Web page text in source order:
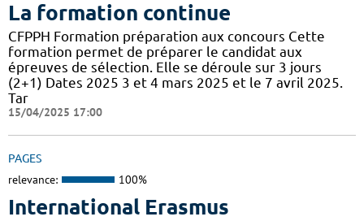
La formation continue
CFPPH Formation préparation aux concours Cette
formation permet de préparer le candidat aux
épreuves de sélection. Elle se déroule sur 3 jours
(2+1) Dates 2025 3 et 4 mars 2025 et le 7 avril 2025.
Tar
15/04/2025 17:00
PAGES
relevance: 100%
International Erasmus